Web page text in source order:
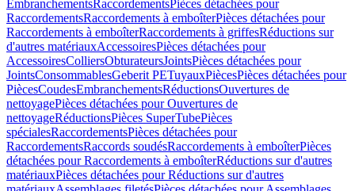
EmbranchementsRaccordementsPièces détachées pour
RaccordementsRaccordements à emboîterPièces détachées pour
Raccordements à emboîterRaccordements à griffesRéductions sur
d'autres matériauxAccessoiresPièces détachées pour
AccessoiresColliersObturateursJointsPièces détachées pour
JointsConsommablesGeberit PETuyauxPiècesPièces détachées pour
PiècesCoudesEmbranchementsRéductionsOuvertures de
nettoyagePièces détachées pour Ouvertures de
nettoyageRéductionsPièces SuperTubePièces
spécialesRaccordementsPièces détachées pour
RaccordementsRaccords soudésRaccordements à emboîterPièces
détachées pour Raccordements à emboîterRéductions sur d'autres
matériauxPièces détachées pour Réductions sur d'autres